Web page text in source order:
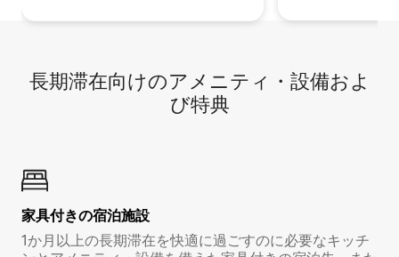
長期滞在向け⁠のア⁠メ⁠ニ⁠テ⁠ィ⁠・設⁠備⁠およ
び特⁠典
家具付き⁠の宿⁠泊⁠施⁠設
1か月以上の長期滞在を快適に過ごすのに必要なキッチ